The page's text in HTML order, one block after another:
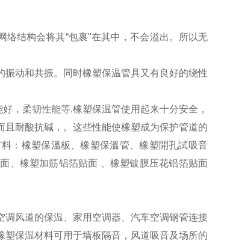
结构会将其“包裹"在其中，不会溢出。所以无
动和共振。同时橡塑保温管具又有良好的绕性
，柔韧性能等.橡塑保温管使用起来十分安全，
耐酸抗碱，。这些性能使橡塑成为保护管道的
：橡塑保溫板、橡塑保溫管、橡塑開孔試吸音
、橡塑加筋铝箔贴面 、橡塑镀膜压花铝箔贴面
风道的保温、家用空调器、汽车空调钢管连接
保温材料可用于墙板隔音，风道吸音及场所的